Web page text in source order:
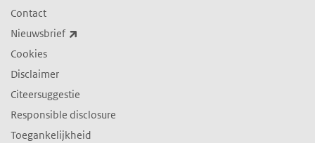
Contact
Nieuwsbrief
Cookies
Disclaimer
Citeersuggestie
Responsible disclosure
Toegankelijkheid